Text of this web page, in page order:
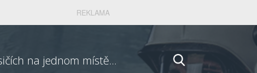
REKLAMA
na jednom místě...